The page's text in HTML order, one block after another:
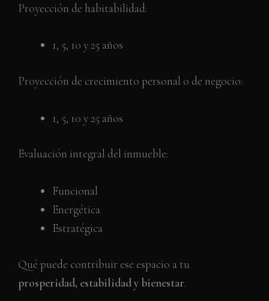
Proyección de habitabilidad:
1, 5, 10 y 25 años
Proyección de crecimiento personal o de negocio:
1, 5, 10 y 25 años
Evaluación integral del inmueble:
Funcional
Energética
Estratégica
Qué puede contribuir ese espacio a tu
prosperidad, estabilidad y bienestar.